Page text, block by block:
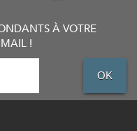
À VOTRE
!
OK